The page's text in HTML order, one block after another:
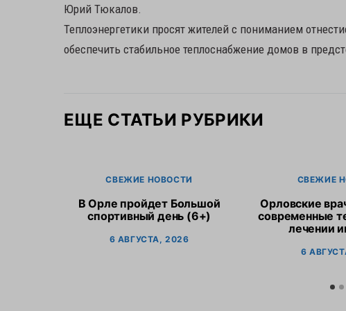
Юрий Тюкалов.
Теплоэнергетики просят жителей с пониманием
обеспечить стабильное теплоснабжение домов в
ЕЩЕ СТАТЬИ РУБРИКИ
СВЕЖИЕ НОВОСТИ
В Орле пройдет Большой
спортивный день (6+)
6 АВГУСТА, 2026
СВЕЖИЕ
Орловские
современные
лечении
6